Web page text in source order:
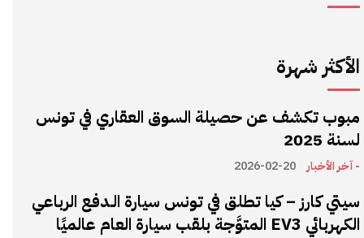
الأكثر شهرة
مبوب تكشف عن حصيلة السوق العقاري في تونس
لسنة 2025
- آخر الأخبار 2026-02-20
سيتي كارز – كيا تطلق في تونس سيارة الـدفع الرباعي
الكهربائي EV3 المتوَّجة بلقب سيارة العام عالميًا